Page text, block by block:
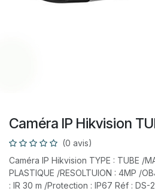
Caméra IP Hikvision
(0 avis)
Caméra IP Hikvision TYPE : TUBE /
PLASTIQUE /RESOLTUION : 4MP /
: IR 30 m /Protection : IP67 Réf : DS-